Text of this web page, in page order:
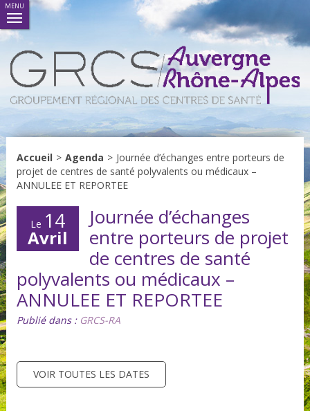
MENU
Accueil > Agenda > Journée d’échanges entre porteurs de
projet de centres de santé polyvalents ou médicaux –
ANNULEE ET REPORTEE
Le 14
Avril
Journée d’échanges
entre porteurs de projet
de centres de santé
polyvalents ou médicaux –
ANNULEE ET REPORTEE
Publié dans : GRCS-RA
VOIR TOUTES LES DATES